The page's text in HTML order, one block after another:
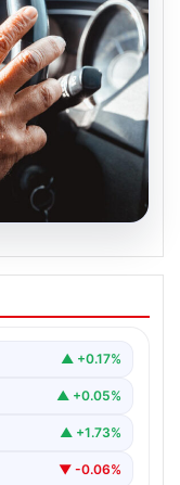
mi,
emekli
▲ +0.17%
▲ +0.05%
▲ +1.73%
▼ -0.06%